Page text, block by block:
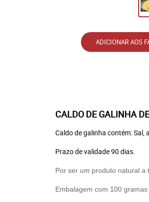
ADICIONAR AOS
CALDO DE GALINHA
Caldo de galinha contém: Sal,
Prazo de validade 90 dias.
Por ser um produto natural
Embalagem com 100